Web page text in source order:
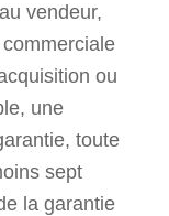
vendeur,
ou
une
toute
sept
la garantie